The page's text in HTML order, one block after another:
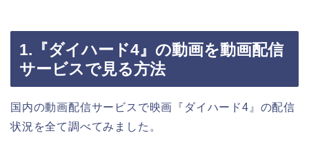
1.『ダイハード4』の動画を動画配信
サービスで見る方法
国内の動画配信サービスで映画『ダイハード4』の配信
状況を全て調べてみました。